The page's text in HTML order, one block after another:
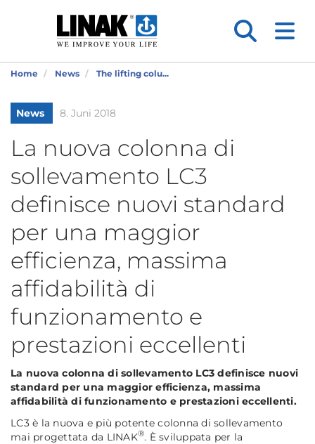
Home News The lifting colu...
News 8. Juni 2018
La nuova colonna di
sollevamento LC3
definisce nuovi standard
per una maggior
efficienza, massima
affidabilità di
funzionamento e
prestazioni eccellenti
La nuova colonna di sollevamento LC3 definisce nuovi
standard per una maggior efficienza, massima
affidabilità di funzionamento e prestazioni eccellenti.
LC3 è la nuova e più potente colonna di sollevamento
mai progettata da LINAK®. È sviluppata per la